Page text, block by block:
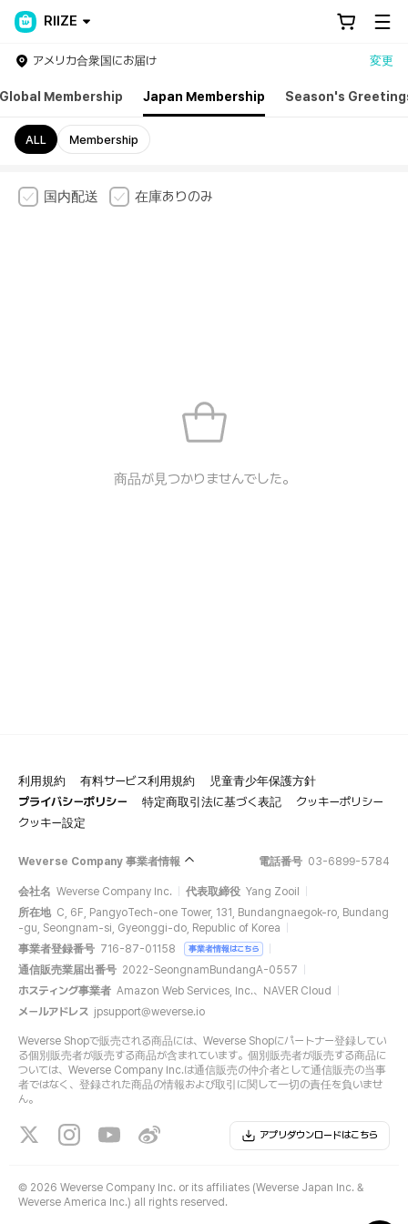
RIIZE
アメリカ合衆国にお届け 変更
Global Membership Japan Membership Season's
ALL Membership
国内配送 在庫ありのみ
商品が見つかりませんでした。
利用規約 有料サービス利用規約
児童青少年保護方針
プライバシーポリシー
特定商取引法に基づく表記
クッキーポリシー
クッキー設定
Weverse Company 事業者情報 電話番号 03-6899-5784
会社名 Weverse Company Inc. 代表取締役 Yang Zooil
所在地 C, 6F, PangyoTech-one Tower, 131, Bundangnaegok-ro, Bundang
-gu, Seongnam-si, Gyeonggi-do, Republic of Korea
事業者登録番号 716-87-01158 事業者情報はこちら
通信販売業届出番号 2022-SeongnamBundangA-0557
ホスティング事業者 Amazon Web Services, Inc.、NAVER Cloud
メールアドレス jpsupport@weverse.io
Weverse Shopで販売される商品には、Weverse Shopにパートナー登録してい
る個別販売者が販売する商品が含まれています。個別販売者が販売する商品に
ついては、Weverse Company Inc.は通信販売の仲介者として通信販売の当事
者ではなく、登録された商品の情報および取引に関して一切の責任を負いませ
ん。
アプリダウンロードはこちら
© 2026 Weverse Company Inc. or its affiliates (Weverse Japan Inc. &
Weverse America Inc.) all rights reserved.